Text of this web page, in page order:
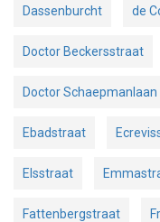
Dassenburcht de
Doctor Beckersstraat
Doctor Schaepmanlaan
Ebadstraat
Elsstraat
Fattenbergstraat